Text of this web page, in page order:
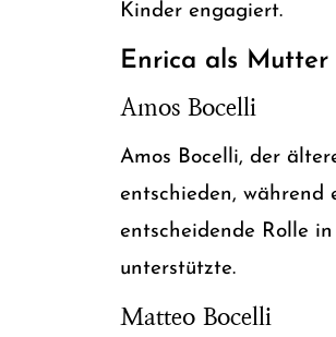
Kinder engagiert.
Enrica als
Amos Bocelli
Amos Bocelli, der
entschieden,
entscheidende Rolle
unterstützte.
Matteo Bocelli